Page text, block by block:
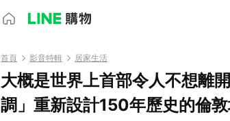
首頁 影音特輯 居家生活
大概是世界上首部令人不想離
調」重新設計150年歷史的倫敦